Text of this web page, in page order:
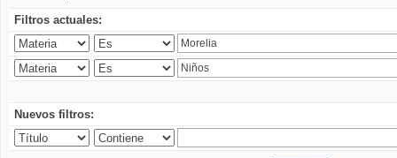
Filtros actuales:
Nuevos filtros: